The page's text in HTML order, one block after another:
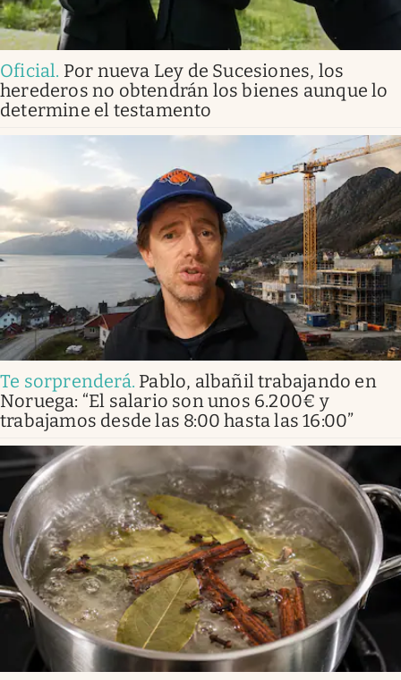
Oficial. Por nueva Ley de Sucesiones, los
herederos no obtendrán los bienes aunque lo
determine el testamento
Te sorprenderá. Pablo, albañil trabajando en
Noruega: “El salario son unos 6.200€ y
trabajamos desde las 8:00 hasta las 16:00”